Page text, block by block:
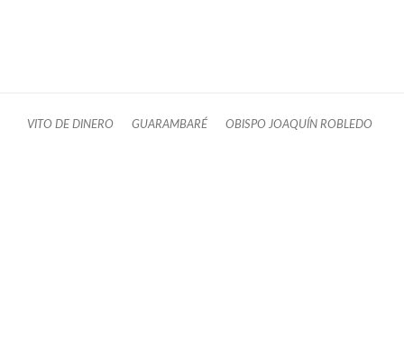
VITO DE DINERO GUARAMBARÉ OBISPO JOAQUÍN ROBLEDO